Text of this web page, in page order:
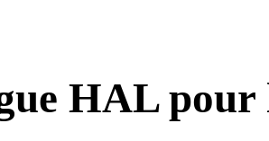
HAL pour